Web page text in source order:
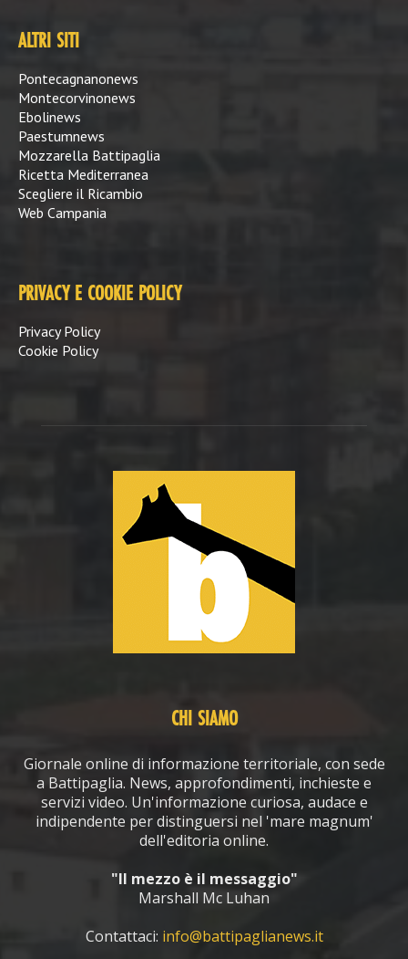
ALTRI SITI
Pontecagnanonews
Montecorvinonews
Ebolinews
Paestumnews
Mozzarella Battipaglia
Ricetta Mediterranea
Scegliere il Ricambio
Web Campania
PRIVACY E COOKIE POLICY
Privacy Policy
Cookie Policy
CHI SIAMO
Giornale online di informazione territoriale, con sede
a Battipaglia. News, approfondimenti, inchieste e
servizi video. Un'informazione curiosa, audace e
indipendente per distinguersi nel 'mare magnum'
dell'editoria online.
"Il mezzo è il messaggio"
Marshall Mc Luhan
Contattaci: info@battipaglianews.it